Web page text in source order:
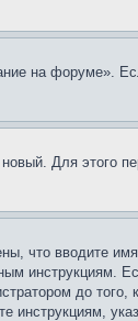
на форуме».
Для этого
что вводите
инструкциям.
до
инструкциям,